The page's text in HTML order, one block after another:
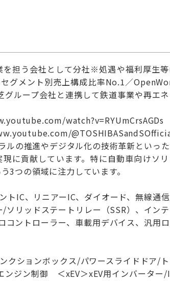
担う会社として分社※処遇や福利厚生
グメント別売上構成比率No.1／
ループ会社と連携して鉄道事業や再エ
watch?v=RYUmCrsAGDs
の推進やデジタル化の技術革新といっ
に貢献しています。特に自動車向けソ
3つの領域に注力しています。
IC、リニアーIC、ダイオード、無線通
リッドステートリレー（SSR）、イン
ントローラー、車載用デバイス、汎用
ションボックス/パワースライドドア/
ンジン制御 ＜xEV＞xEV用インバータ